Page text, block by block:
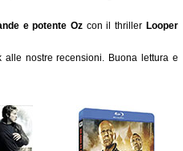
e potente Oz con il thriller Looper
nostre recensioni. Buona lettura e